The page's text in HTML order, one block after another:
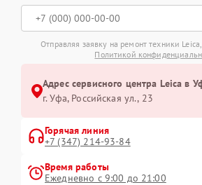
Отправляя заявку на ремонт техники
Политикой
Адрес сервисного центра Leica в
г. Уфа, Российская ул., 23
Горячая линия
+7 (347) 214-93-84
Время работы
Ежедневно с 9:00 до 21:00